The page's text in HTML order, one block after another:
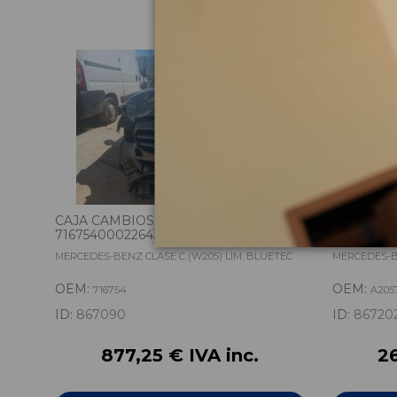
CAJA CAMBIOS 716754
71675400022643
MERCEDES-BENZ CLASE C (W205) LIM. BLUETEC
OEM: 716754
ID: 867090
877,25 € IVA inc.
MERCEDES-
OEM:
ID: